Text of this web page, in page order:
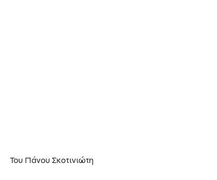
Του Πάνου Σκοτινιώτη